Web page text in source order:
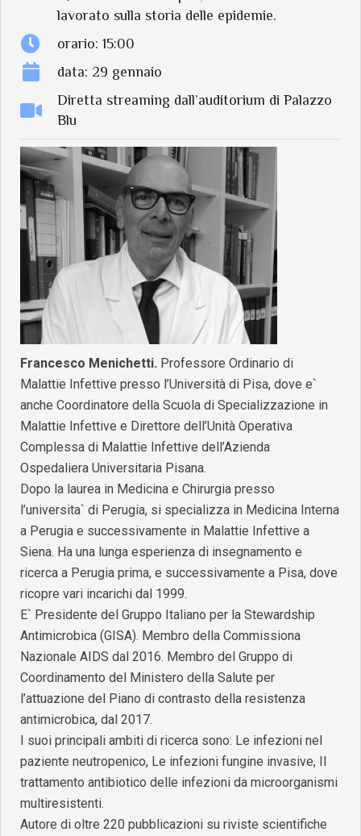
lavorato sulla storia delle epidemie.
orario: 15:00
data: 29 gennaio
Diretta streaming dall’auditorium di Palazzo
Blu
Francesco Menichetti. Professore Ordinario di
Malattie Infettive presso l’Università di Pisa, dove e`
anche Coordinatore della Scuola di Specializzazione in
Malattie Infettive e Direttore dell’Unità Operativa
Complessa di Malattie Infettive dell’Azienda
Ospedaliera Universitaria Pisana.
Dopo la laurea in Medicina e Chirurgia presso
l’universita` di Perugia, si specializza in Medicina Interna
a Perugia e successivamente in Malattie Infettive a
Siena. Ha una lunga esperienza di insegnamento e
ricerca a Perugia prima, e successivamente a Pisa, dove
ricopre vari incarichi dal 1999.
E` Presidente del Gruppo Italiano per la Stewardship
Antimicrobica (GISA). Membro della Commissiona
Nazionale AIDS dal 2016. Membro del Gruppo di
Coordinamento del Ministero della Salute per
l’attuazione del Piano di contrasto della resistenza
antimicrobica, dal 2017.
I suoi principali ambiti di ricerca sono: Le infezioni nel
paziente neutropenico, Le infezioni fungine invasive, Il
trattamento antibiotico delle infezioni da microorganismi
multiresistenti.
Autore di oltre 220 pubblicazioni su riviste scientifiche